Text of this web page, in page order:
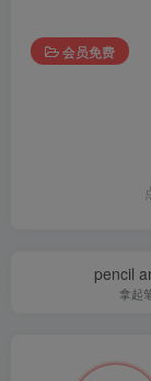
会员免费
pencil
拿起